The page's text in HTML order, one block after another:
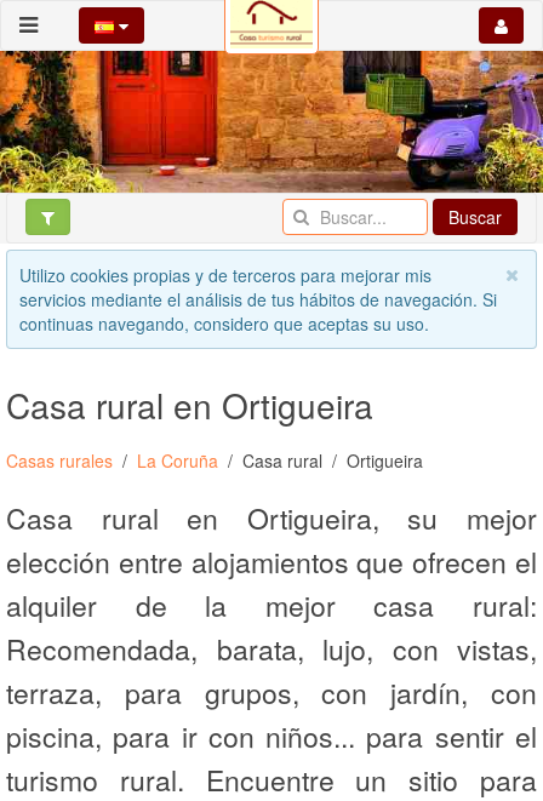
Buscar
Utilizo cookies propias y de terceros para mejorar mis
servicios mediante el análisis de tus hábitos de navegación. Si
continuas navegando, considero que aceptas su uso.
Casa rural en Ortigueira
Casas rurales La Coruña Casa rural Ortigueira
Casa rural en Ortigueira, su mejor
elección entre alojamientos que ofrecen el
alquiler de la mejor casa rural:
Recomendada, barata, lujo, con vistas,
terraza, para grupos, con jardín, con
piscina, para ir con niños... para sentir el
turismo rural. Encuentre un sitio para